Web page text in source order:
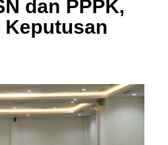
dan PPPK,
Keputusan